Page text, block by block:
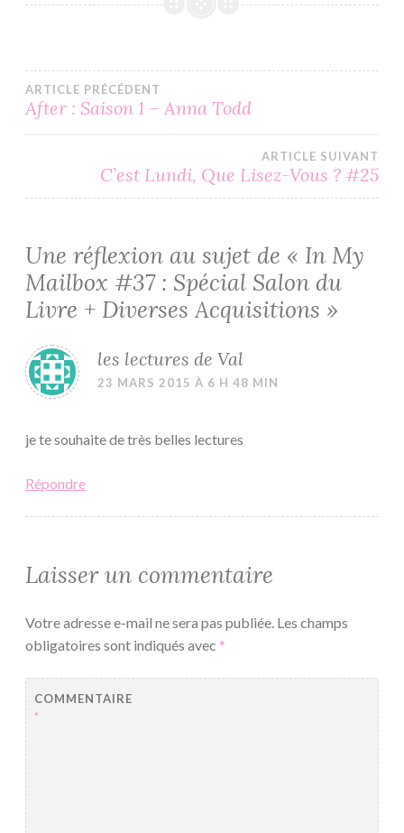
Navigation
l’article
ARTICLE PRÉCÉDENT
After : Saison 1 – Anna Todd
ARTICLE SUIVANT
C’est Lundi, Que Lisez-Vous ? #25
Une réflexion au sujet de « In My
Mailbox #37 : Spécial Salon du
Livre + Diverses Acquisitions »
les lectures de Val
23 MARS 2015 À 6 H 48 MIN
je te souhaite de très belles lectures
Répondre
Laisser un commentaire
Votre adresse e-mail ne sera pas publiée. Les champs
obligatoires sont indiqués avec *
COMMENTAIRE
*